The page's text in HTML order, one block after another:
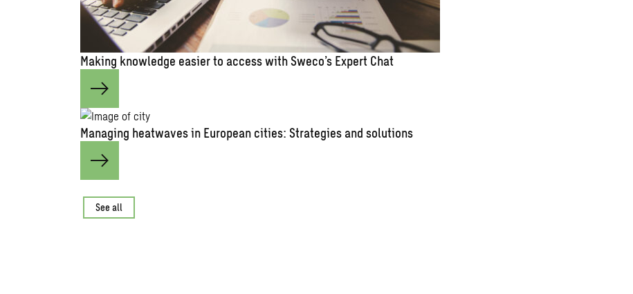
Making knowledge easier to access with Sweco’s Expert Chat
Managing heatwaves in European cities: Strategies and solutions
See all